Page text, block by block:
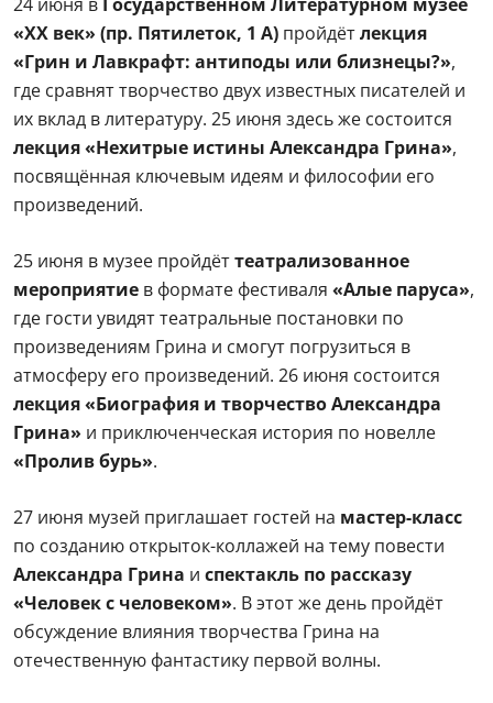
«ХХ век» (пр. Пятилеток, 1 А) пройдётлекция
«Грин и Лавкрафт: антиподы или близнецы?»,
где сравнят творчество двух известных писателей и
их вклад в литературу. 25 июня здесь же состоится
лекция «Нехитрые истины Александра Грина»,
посвящённая ключевым идеям и философии его
произведений.
25 июня в музее пройдёттеатрализованное
мероприятие в формате фестиваля «Алые паруса»,
где гости увидят театральные постановки по
произведениям Грина и смогут погрузиться в
атмосферу его произведений. 26 июня состоится
лекция «Биография и творчество Александра
Грина» и приключенческая история по новелле
«Пролив бурь».
27 июня музей приглашает гостей на мастер-класс
по созданию открыток-коллажей на тему повести
Александра Грина и спектакль по рассказу
«Человек с человеком». В этот же день пройдёт
обсуждение влияния творчества Грина на
отечественную фантастику первой волны.